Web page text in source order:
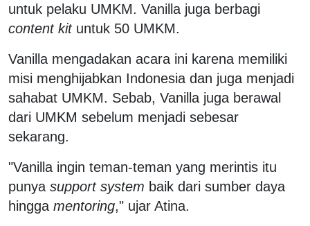
untuk pelaku UMKM. Vanilla juga berbagi
content kituntuk 50 UMKM.
Vanilla mengadakan acara ini karena memiliki
misi menghijabkan Indonesia dan juga menjadi
sahabat UMKM. Sebab, Vanilla juga berawal
dari UMKM sebelum menjadi sebesar
sekarang.
"Vanilla ingin teman-teman yang merintis itu
punya support system baik dari sumber daya
hingga mentoring," ujar Atina.